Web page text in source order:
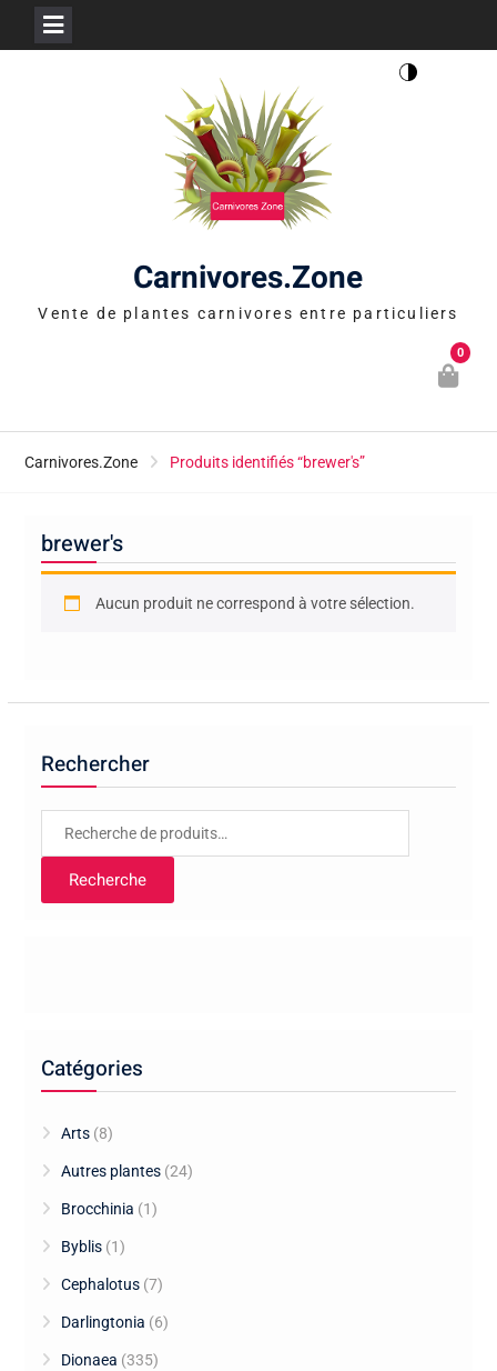
Carnivores.Zone
Vente de plantes carnivores entre particuliers
0
Carnivores.Zone Produits identifiés “brewer's”
brewer's
Aucun produit ne correspond à votre sélection.
Rechercher
Recherche
Catégories
Arts (8)
Autres plantes (24)
Brocchinia (1)
Byblis (1)
Cephalotus (7)
Darlingtonia (6)
Dionaea (335)